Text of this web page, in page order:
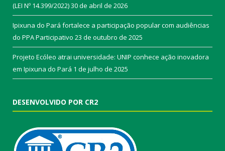
(LEI Nº 14.399/2022)30 de abril de 2026
Ipixuna do Pará fortalece a participação popular com audiências
do PPA Participativo 23 de outubro de 2025
Projeto Ecóleo atrai universidade: UNIP conhece ação inovadora
em Ipixuna do Pará 1 de julho de 2025
DESENVOLVIDO POR CR2